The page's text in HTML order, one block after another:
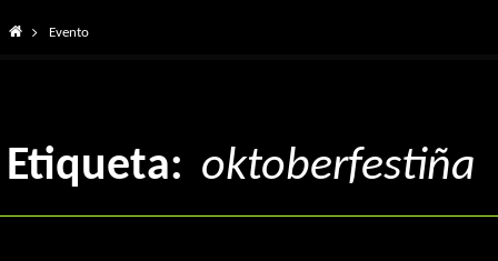
InicioEvento
Etiqueta: oktoberfestiña